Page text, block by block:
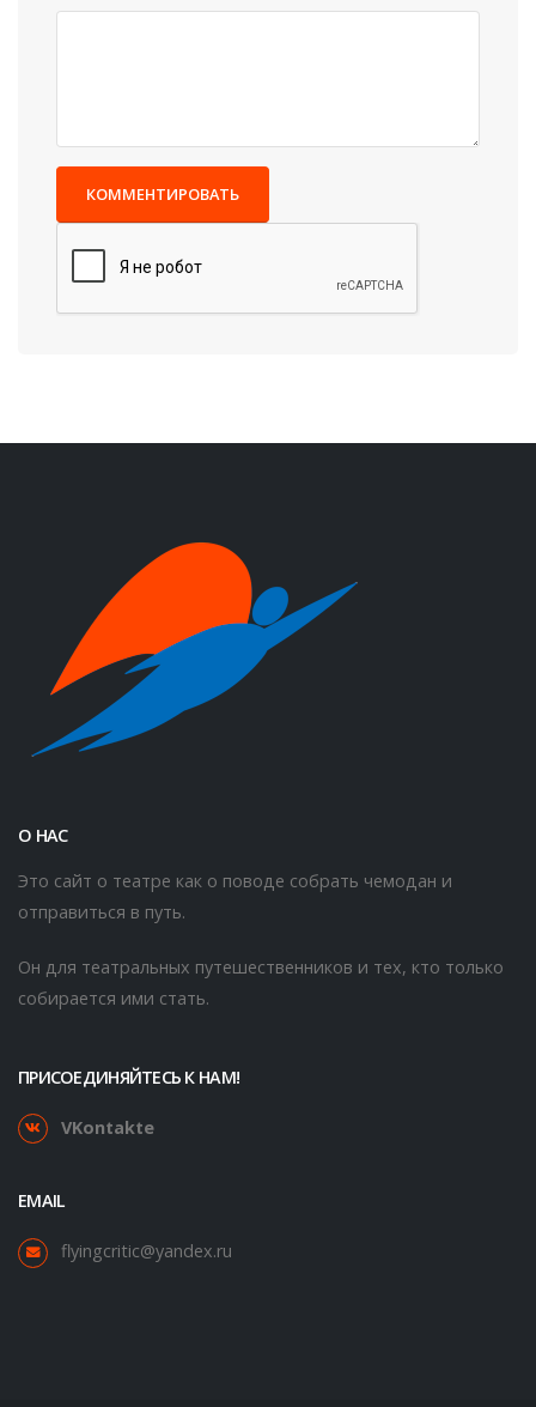
КОММЕНТИРОВАТЬ
О НАС
Это сайт о театре как о поводе собрать чемодан и
отправиться в путь.
Он для театральных путешественников и тех, кто только
собирается ими стать.
ПРИСОЕДИНЯЙТЕСЬ К НАМ!
VKontakte
EMAIL
flyingcritic@yandex.ru